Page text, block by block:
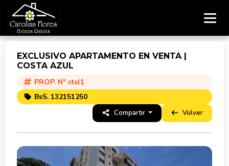
EXCLUSIVO APARTAMENTO EN VENTA |
COSTA AZUL
PROP. N° ctsl1
BsS. 132151250
Compartir Volver